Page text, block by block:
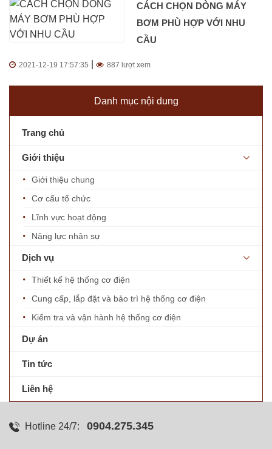
CÁCH CHỌN DÒNG MÁY
BƠM PHÙ HỢP VỚI NHU
CẦU
2021-12-19 17:57:35 887 lượt xem
Danh mục nội dung
Trang chủ
Giới thiệu
Giới thiệu chung
Cơ cấu tổ chức
Lĩnh vực hoạt động
Năng lực nhân sự
Dịch vụ
Thiết kế hệ thống cơ điện
Cung cấp, lắp đặt và bảo trì hệ thống cơ điện
Kiểm tra và vận hành hệ thống cơ điện
Dự án
Tin tức
Liên hệ
Hotline 24/7: 0904.275.345